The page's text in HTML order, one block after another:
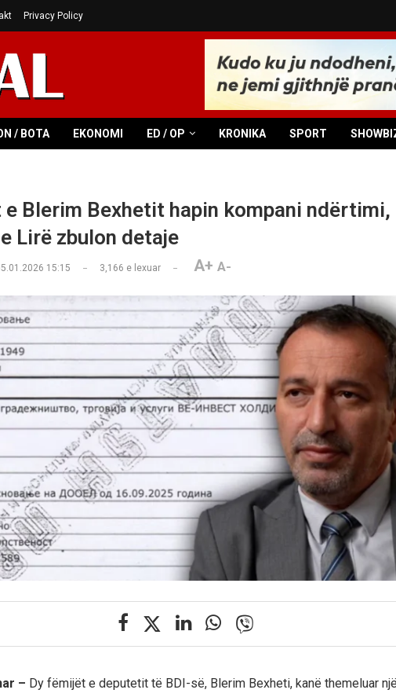
Privacy Policy
/ BOTA EKONOMI ED / OP KRONIKA SPORT
e Blerim Bexhetit hapin kompani ndërtimi,
Lirë zbulon detaje
15:15 3,166 e lexuar A+ A-
– Dy fëmijët e deputetit të BDI-së, Blerim Bexheti, kanë themeluar një